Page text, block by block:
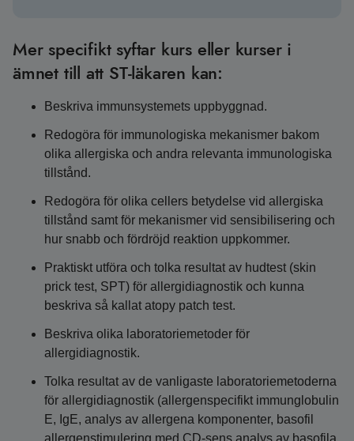
Mer specifikt syftar kurs eller kurser i
ämnet till att ST-läkaren kan:
Beskriva immunsystemets uppbyggnad.
Redogöra för immunologiska mekanismer bakom
olika allergiska och andra relevanta immunologiska
tillstånd.
Redogöra för olika cellers betydelse vid allergiska
tillstånd samt för mekanismer vid sensibilisering och
hur snabb och fördröjd reaktion uppkommer.
Praktiskt utföra och tolka resultat av hudtest (skin
prick test, SPT) för allergidiagnostik och kunna
beskriva så kallat atopy patch test.
Beskriva olika laboratoriemetoder för
allergidiagnostik.
Tolka resultat av de vanligaste laboratoriemetoderna
för allergidiagnostik (allergenspecifikt immunglobulin
E, IgE, analys av allergena komponenter, basofil
allergenstimulering med CD-sens analys av basofila